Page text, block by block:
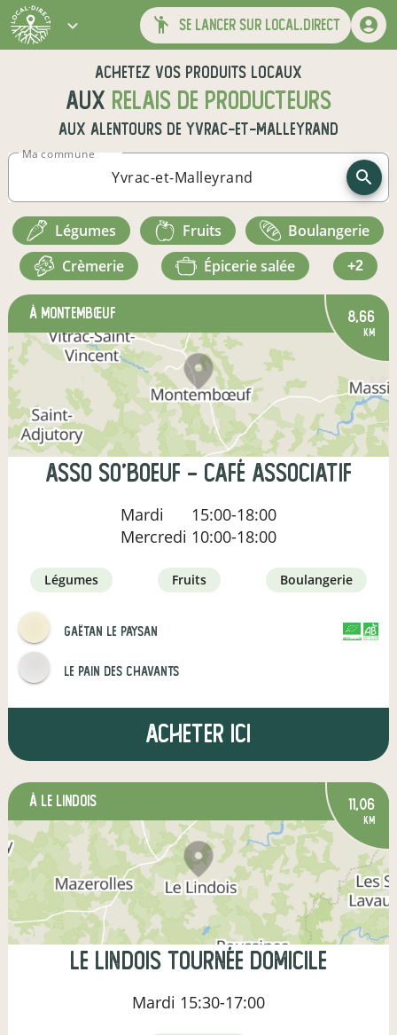
se lancer sur local.direct
Achetez vos produits locaux
aux relais de producteurs
aux alentours de Yvrac-et-Malleyrand
Ma commune
légumes fruits
boulangerie
crèmerie
épicerie salée +2
à Montembœuf 8,66
km
Asso So'Boeuf - Café associatif
Mardi
15:00-18:00
Mercredi 10:00-18:00
légumes fruits boulangerie
Gaëtan le paysan CERTIFIÉ PAR
AGRICULTURE FRANCE
Le pain des Chavants
Acheter ici
à Le Lindois 11,06
km
Le Lindois Tournée Domicile
Mardi 15:30-17:00